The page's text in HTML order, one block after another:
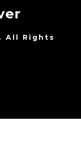
. All Rights